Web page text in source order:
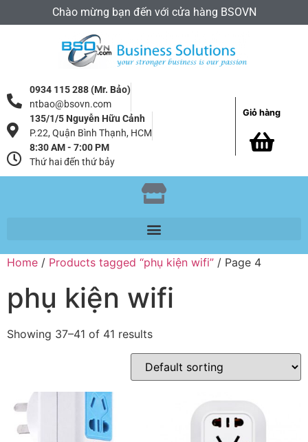
Chào mừng bạn đến với cửa hàng BSOVN
0934 115 288 (Mr. Bảo)
ntbao@bsovn.com
135/1/5 Nguyễn Hữu Cảnh
P.22, Quận Bình Thạnh, HCM
8:30 AM - 7:00 PM
Thứ hai đến thứ bảy
Giỏ hàng
Home / Products tagged “phụ kiện wifi” / Page 4
phụ kiện wifi
Showing 37–41 of 41 results